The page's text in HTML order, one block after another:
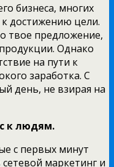
бизнеса, многих
к достижению цели.
твое предложение,
Однако
на пути к
заработка. С
день, не взирая на
к людям.
с первых минут
маркетинг и